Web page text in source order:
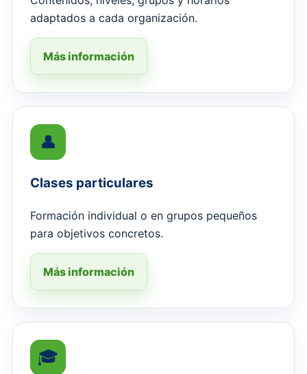
adaptados a cada organización.
Más información
👤
Clases particulares
Formación individual o en grupos pequeños
para objetivos concretos.
Más información
🎓